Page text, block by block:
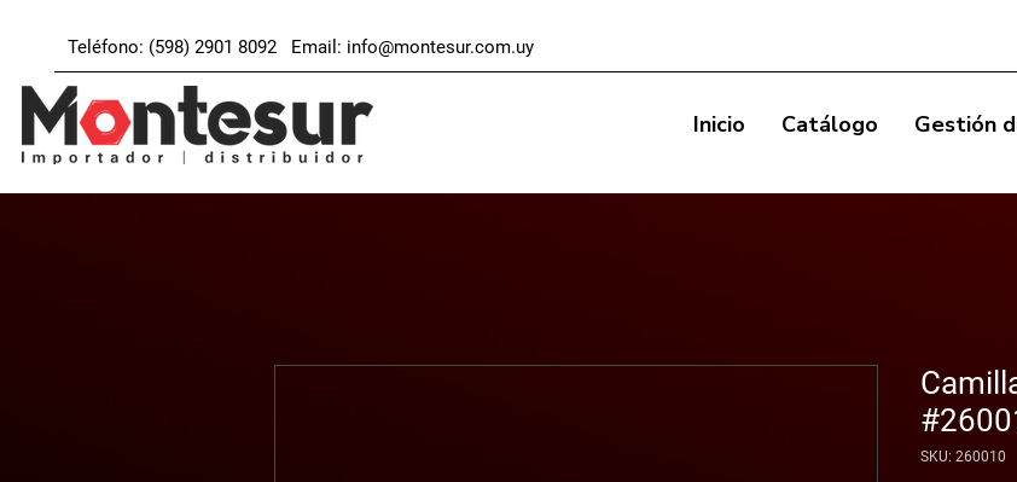
Teléfono: (598) 2901 8092 Email: info@montesur.com.uy
Inicio Catálogo Gestión
SKU: 260010